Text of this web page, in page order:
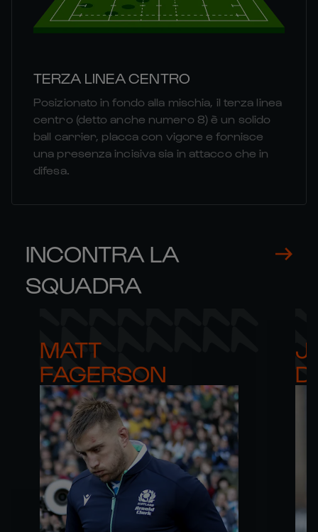
TERZA LINEA CENTRO
Posizionato in fondo alla mischia, il terza linea
centro (detto anche numero 8) è un solido
ball carrier, placca con vigore e fornisce
una presenza incisiva sia in attacco che in
difesa.
INCONTRA LA
SQUADRA
MATT
FAGERSON